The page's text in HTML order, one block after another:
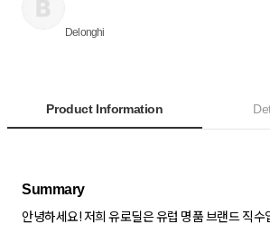
Delonghi
Product Information
Summary
안녕하세요! 저희 유로딜은 유럽 명품 브랜드 직수